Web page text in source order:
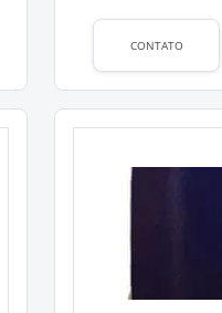
CONTATO